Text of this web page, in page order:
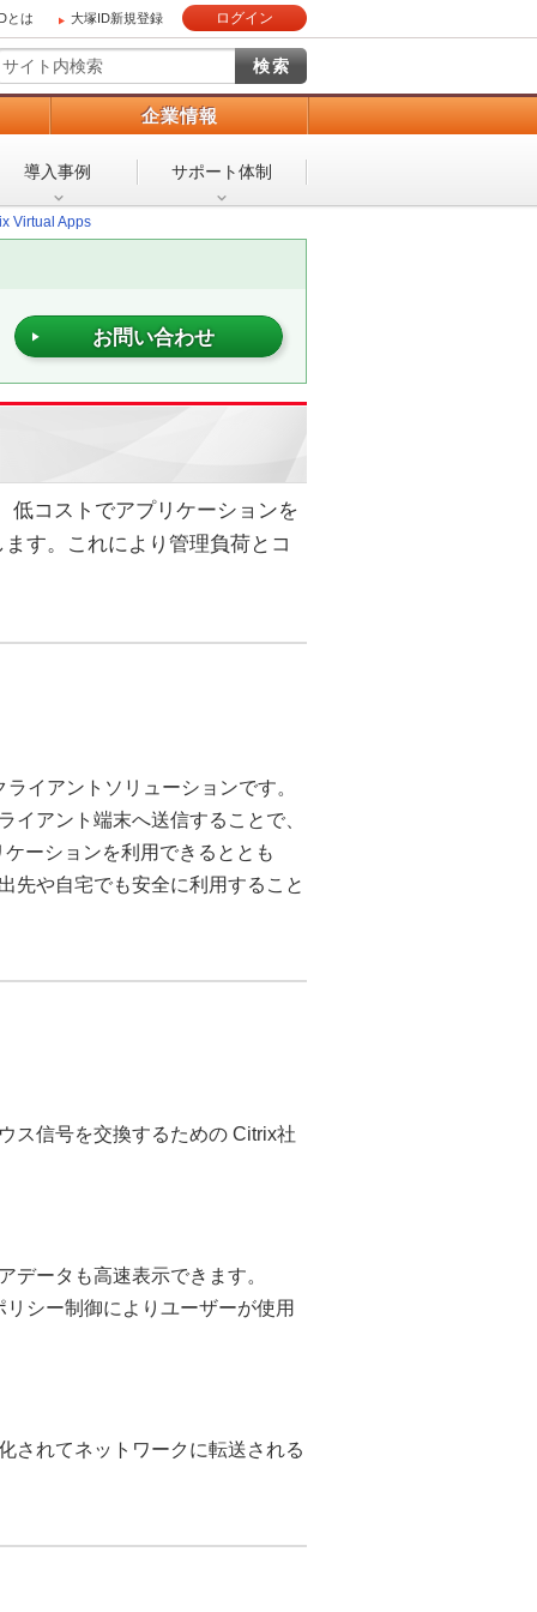
とは 大塚ID新規登録 ログイン
企業情報
導入事例 サポート体制
Virtual Apps
お問い合わせ
低コストでアプリケーションを
す。これにより管理負荷とコ
イアントソリューションです。
イアント端末へ送信することで、
ーションを利用できるととも
先や自宅でも安全に利用すること
ス信号を交換するための Citrix社
データも高速表示できます。
シー制御によりユーザーが使用
されてネットワークに転送される